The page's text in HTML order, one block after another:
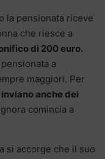
la pensionata riceve
che riesce a
di 200 euro.
a
maggiori. Per
inviano anche dei
comincia a
si accorge che il suo